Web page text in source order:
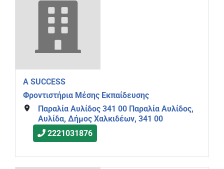
A SUCCESS
Φροντιστήρια Μέσης Εκπαίδευσης
Παραλία Αυλίδος 341 00 Παραλία Αυλίδος,
Αυλίδα, Δήμος Χαλκιδέων, 341 00
2221031876